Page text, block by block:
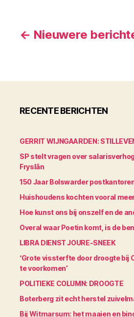
Berichten
← Nieuwere
RECENTE BERICHTEN
GERRIT WIJNGAARDEN:
SP stelt vragen over
Fryslân
150 Jaar Bolswarder
Huishoudens kochten vooral
Hoe kunst ons bij onszelf en de
Overal waar Poetin komt, is de
LIBRA DIENST JOURE-SNEEK
‘Grote vissterfte door droogte bij
te voorkomen’
POLITIEKE COLUMN: DROOGTE
Boterberg zit echt herstel
Bij Witmarsum: het maaien en